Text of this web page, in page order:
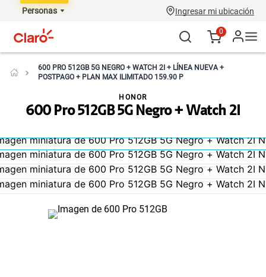
Personas Ingresar mi ubicación
0
600 PRO 512GB 5G NEGRO + WATCH 2I + LÍNEA NUEVA +
POSTPAGO + PLAN MAX ILIMITADO 159.90 P
600 Pro 512GB 5G Negro + Watch 2I
HONOR